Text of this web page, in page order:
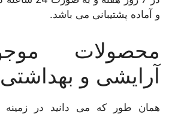
و آماده پشتیبانی می باشد.
محصولات
آرایشی و بهداشتی
همان طور که می دانید در زمینه